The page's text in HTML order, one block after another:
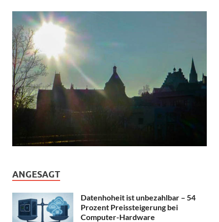
ANGESAGT
Datenhoheit ist unbezahlbar – 54
Prozent Preissteigerung bei
Computer-Hardware